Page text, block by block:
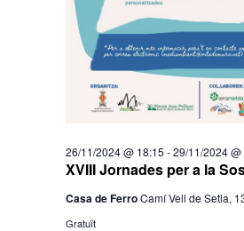
XVIII Jornades per a la
26/11/2024 @ 18:15 -29/11/2024 @
Casa de FerroCamí Vell de Setla,
Gratuït